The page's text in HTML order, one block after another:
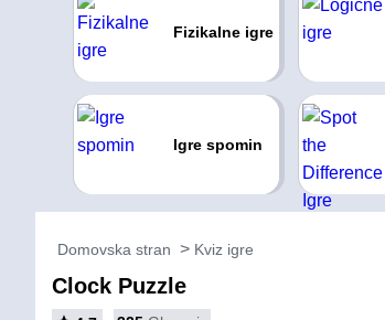
Fizikalne igre
Igre spomin
Domovska stran Kviz igre
Clock Puzzle